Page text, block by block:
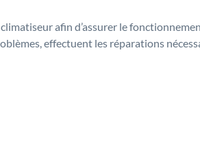
afin d’assurer le
effectuent les réparations